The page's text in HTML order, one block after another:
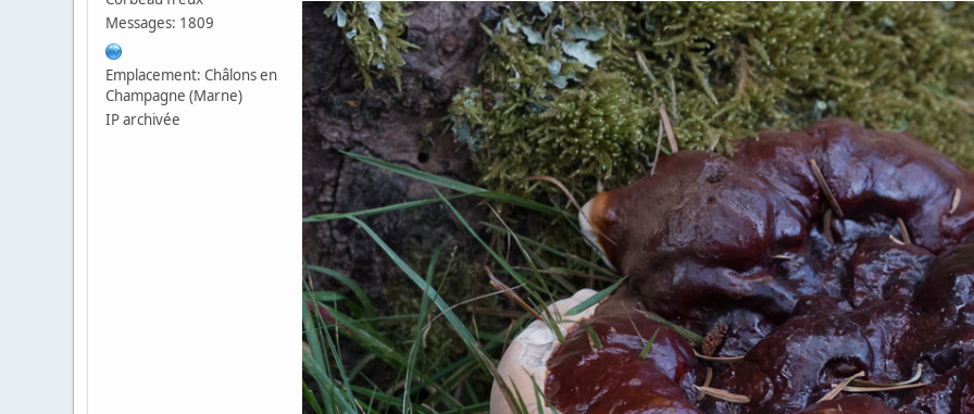
Messages: 1809
Emplacement: Châlons en
Champagne (Marne)
IP archivée